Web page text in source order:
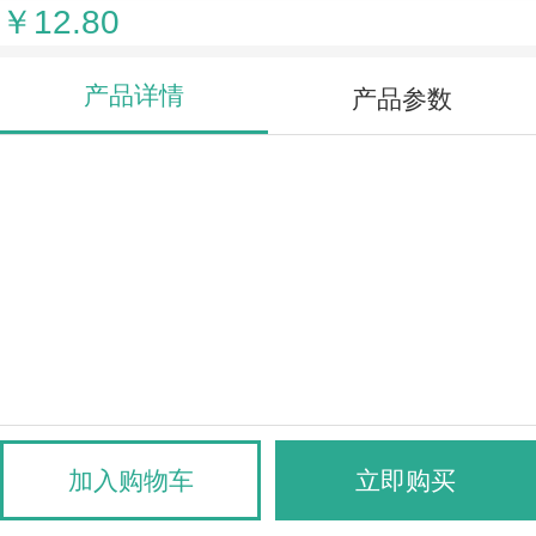
￥12.80
产品详情 产品参数
加入购物车 立即购买